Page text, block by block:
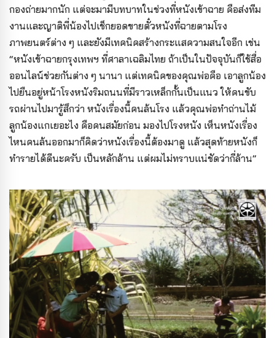
กองถ่ายมากนัก แต่จะมามีบทบาทในช่วงที่หนังเข้าฉาย คือส่งทีม
งานและญาติพี่น้องไปเช็กยอดขายตั๋วหนังที่ฉายตามโรง
ภาพยนตร์ต่าง ๆ และยังมีเทคนิคสร้างกระแสความสนใจอีก เช่น
“หนังเข้าฉายกรุงเทพฯ ที่ศาลาเฉลิมไทย ถ้าเป็นในปัจจุบันก็ใช้สื่อ
ออนไลน์ช่วยกันต่าง ๆ นานา แต่เทคนิคของคุณพ่อคือ เอาลูกน้อง
ไปยืนอยู่หน้าโรงหนังริมถนนที่มีราวเหล็กกั้นเป็นแนว ให้คนขับ
รถผ่านไปมารู้สึกว่า หนังเรื่องนี้คนล้นโรง แล้วคุณพ่อทำถ่านไม้
ลูกน้องแกเยอะไง คือคนสมัยก่อน มองไปโรงหนัง เห็นหนังเรื่อง
ไหนคนล้นออกมาก็คิดว่าหนังเรื่องนี้ต้องมาดู แล้วสุดท้ายหนังก็
ทำรายได้ดีนะครับ เป็นหลักล้าน แต่ผมไม่ทราบแน่ชัดว่ากี่ล้าน”